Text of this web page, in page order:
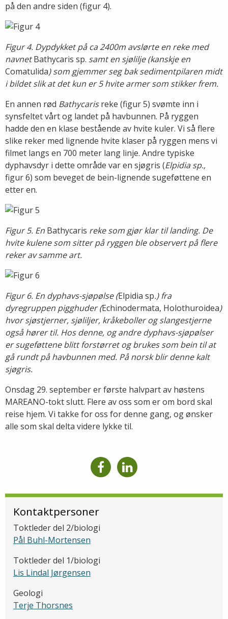
på den andre siden (figur 4).
Figur 4. Dypdykket på ca 2400m avslørte en reke med
navnetBathycaris sp. samt en sjølilje (kanskje en
Comatulida) som gjemmer seg bak sedimentpilaren midt
i bildet slik at det kun er 5 hvite armer som stikker frem.
En annen rød Bathycarisreke (figur 5) svømte inn i
synsfeltet vårt og landet på havbunnen. På ryggen
hadde den en klase bestående av hvite kuler. Vi så flere
slike reker med lignende hvite klaser på ryggen mens vi
filmet langs en 700 meter lang linje. Andre typiske
dyphavsdyr i dette område var en sjøgris (Elpidia sp.,
figur 6) som beveget de bein-lignende sugeføttene en
etter en.
Figur 5. En Bathycaris reke som gjør klar til landing. De
hvite kulene som sitter på ryggen ble observert på flere
reker av samme art.
Figur 6. En dyphavs-sjøpølse (Elpidia sp.) fra
dyregruppen pigghuder (Echinodermata, Holothuroidea)
hvor sjøstjerner, sjøliljer, kråkeboller og slangestjerne
også hører til. Hos denne, og andre dyphavs-sjøpølser
er sugeføttene blitt forstørret og brukes som bein til at
gå rundt på havbunnen med. På norsk blir denne kalt
sjøgris.
Onsdag 29. september er første halvpart av høstens
MAREANO-tokt slutt. Flere av oss som er om bord skal
reise hjem. Vi takke for oss for denne gang, og ønsker
alle som skal delta videre lykke til.
Kontaktpersoner
Toktleder del 2/biologi
Pål Buhl-Mortensen
Toktleder del 1/biologi
Lis Lindal Jørgensen
Geologi
Terje Thorsnes